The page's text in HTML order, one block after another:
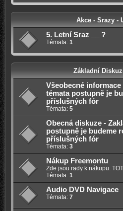
Akce - Srazy -
5. Letní Sraz __ ?
Témata: 1
Základní
Všeobecné
témata postupně je
příslušných fór
Témata: 5
Obecná diskuze -
postupně je budeme
příslušných fór
Témata: 3
Nákup Freemontu
Zde jsou rady k nákupu.
Témata: 1
Audio DVD Navigace
Témata: 7